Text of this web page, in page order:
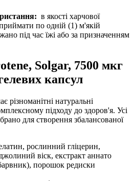
в якості харчової
по одній (1) м'якій
під час їжі або за призначенням
Solgar, 7500 мкг
капсул
різноманітні натуральні
підходу до здоров'я. Усі
для створення збалансованої
рослинний гліцерин,
віск, екстракт аннато
порошок редиски